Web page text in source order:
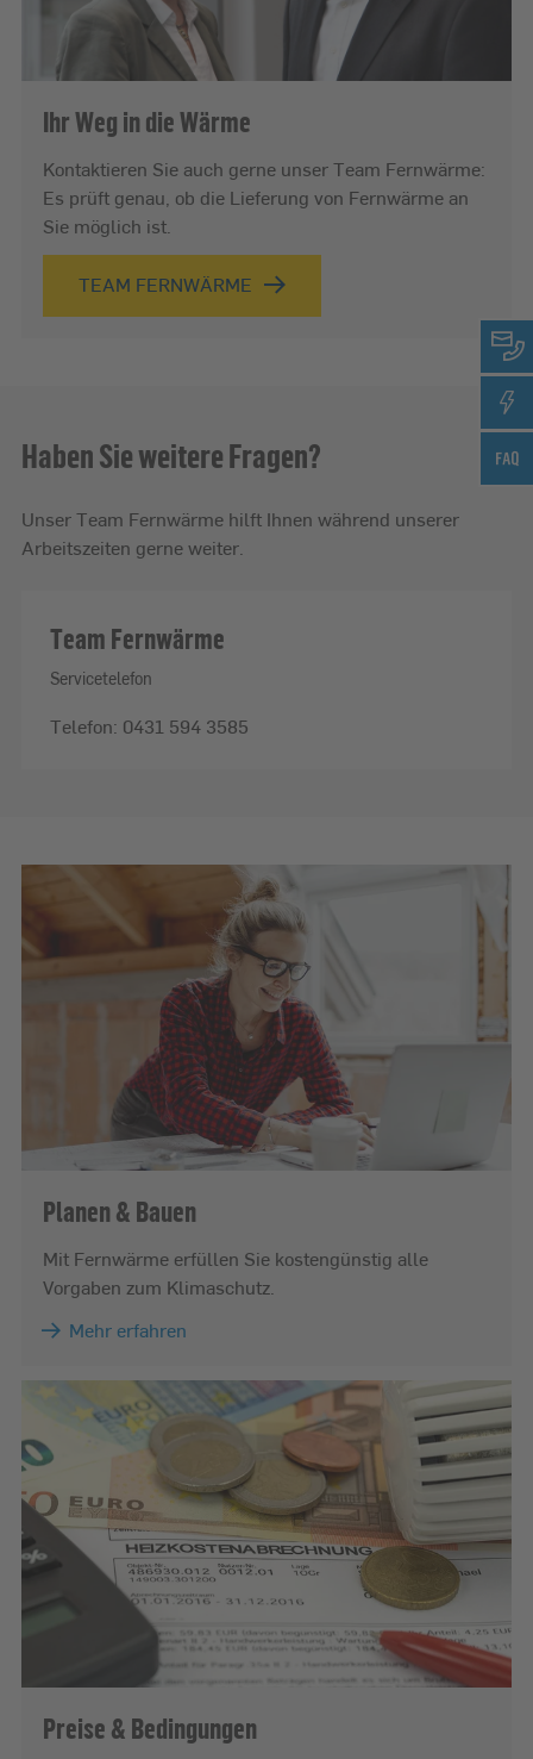
Ihr Weg in die Wärme
Kontaktieren Sie auch gerne unser Team Fernwärme:
Es prüft genau, ob die Lieferung von Fernwärme an
Sie möglich ist.
TEAM FERNWÄRME
Haben Sie weitere Fragen?
Unser Team Fernwärme hilft Ihnen während unserer
Arbeitszeiten gerne weiter.
Team Fernwärme
Servicetelefon
Telefon: 0431 594 3585
Planen & Bauen
Mit Fernwärme erfüllen Sie kostengünstig alle
Vorgaben zum Klimaschutz.
Mehr erfahren
Preise & Bedingungen